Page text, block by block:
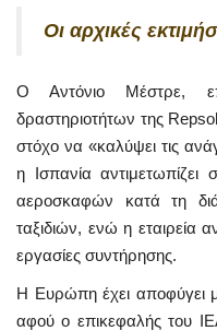
Οι αρχικές
Ο Αντόνιο Μέστρε,
δραστηριοτήτων της
στόχο να «καλύψει τις
η Ισπανία
αεροσκαφών κατά τη
ταξιδιών, ενώ η εταιρεία
εργασίες συντήρησης.
Η Ευρώπη έχει αποφύγει
αφού ο επικεφαλής του